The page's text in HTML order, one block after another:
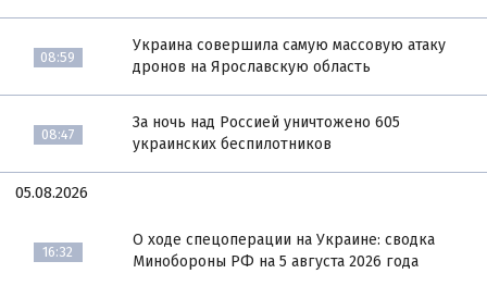
08:59
Украина совершила самую массовую атаку
дронов на Ярославскую область
08:47
За ночь над Россией уничтожено 605
украинских беспилотников
05.08.2026
16:32
О ходе спецоперации на Украине: сводка
Минобороны РФ на 5 августа 2026 года